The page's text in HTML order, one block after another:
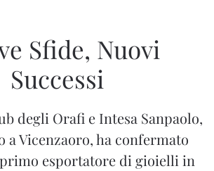
Sfide, Nuovi
Successi
degli Orafi e Intesa Sanpaolo,
a Vicenzaoro, ha confermato
esportatore di gioielli in